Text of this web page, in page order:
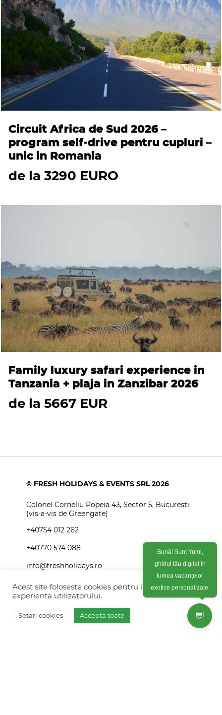
Circuit Africa de Sud 2026 –
program self-drive pentru cupluri –
unic in Romania
de la 3290 EURO
Family luxury safari experience in
Tanzania + plaja in Zanzibar 2026
de la 5667 EUR
Vreau oferta personalizata
© FRESH HOLIDAYS & EVENTS SRL 2026
Colonel Corneliu Popeia 43, Sector 5, Bucuresti
(vis-a-vis de Greengate)
+40754 012 262
+40770 574 088
info@freshholidays.ro
Povestile noastre
Contact Fresh Holidays
Acest site foloseste cookies pentru imbunatati
experienta utilizatorului.
Setari cookies Accepta toate 💬
Bună! Sunt Yumi,
ghidul tău digital în
lumea vacanțelor
exotice personalizate.